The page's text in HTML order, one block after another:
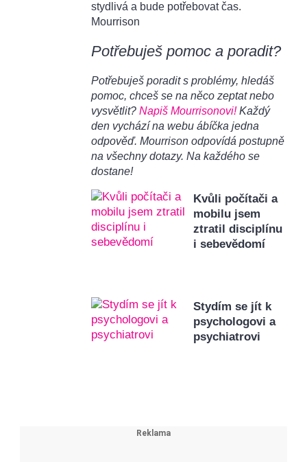
stydlivá a bude potřebovat čas.
Mourrison
Potřebuješ pomoc a poradit?
Potřebuješ poradit s problémy, hledáš
pomoc, chceš se na něco zeptat nebo
vysvětlit? Napiš Mourrisonovi!Každý
den vychází na webu ábíčka jedna
odpověď. Mourrison odpovídá postupně
na všechny dotazy. Na každého se
dostane!
Kvůli počítači a
mobilu jsem
ztratil disciplínu
i sebevědomí
Stydím se jít k
psychologovi a
psychiatrovi